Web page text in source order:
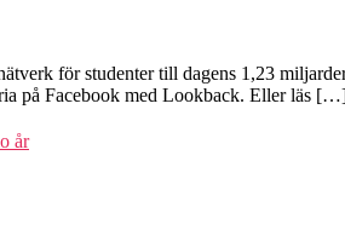
för studenter till dagens 1,23
på Facebook med Lookback. Eller läs
år